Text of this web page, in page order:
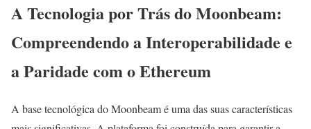
A Tecnologia por Trás do Moonbeam:
Compreendendo a Interoperabilidade e
a Paridade com o Ethereum
A base tecnológica do Moonbeam é uma das suas características